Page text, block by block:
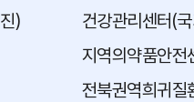
)
건강관리센터(
지역의약품안전
전북권역희귀질